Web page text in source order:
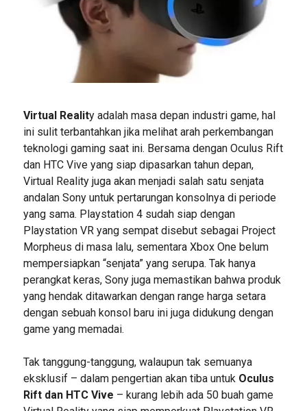
Virtual Reality adalah masa depan industri game, hal
ini sulit terbantahkan jika melihat arah perkembangan
teknologi gaming saat ini. Bersama dengan Oculus Rift
dan HTC Vive yang siap dipasarkan tahun depan,
Virtual Reality juga akan menjadi salah satu senjata
andalan Sony untuk pertarungan konsolnya di periode
yang sama. Playstation 4 sudah siap dengan
Playstation VR yang sempat disebut sebagai Project
Morpheus di masa lalu, sementara Xbox One belum
mempersiapkan “senjata” yang serupa. Tak hanya
perangkat keras, Sony juga memastikan bahwa produk
yang hendak ditawarkan dengan range harga setara
dengan sebuah konsol baru ini juga didukung dengan
game yang memadai.
Tak tanggung-tanggung, walaupun tak semuanya
eksklusif – dalam pengertian akan tiba untuk Oculus
Rift dan HTC Vive – kurang lebih ada 50 buah game